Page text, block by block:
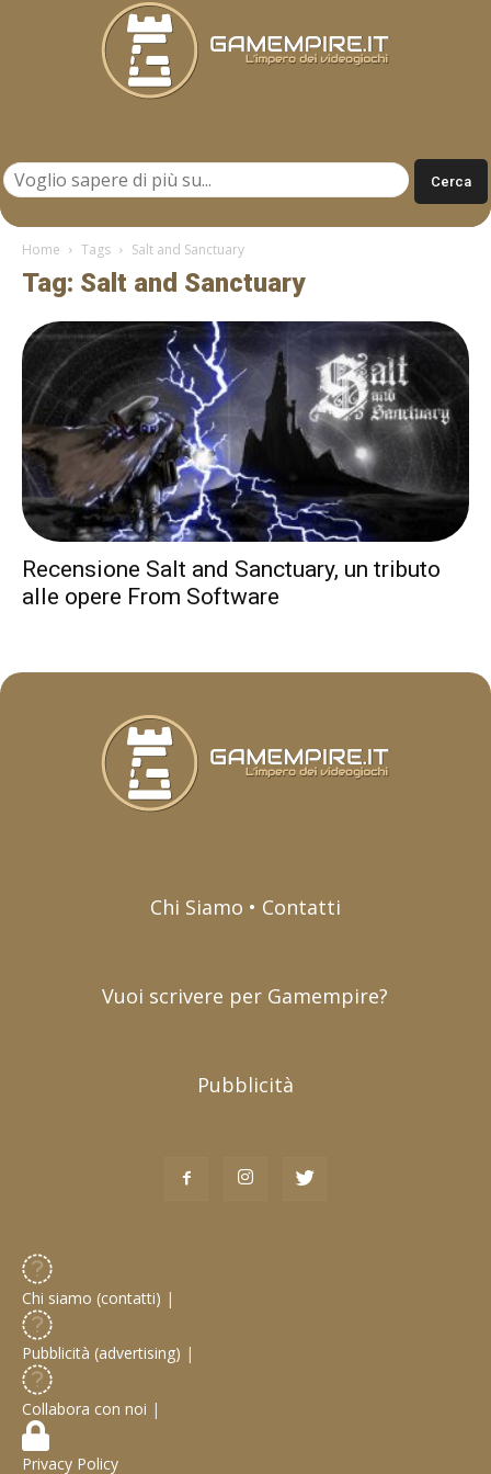
Home Tags Salt and Sanctuary
Tag: Salt and Sanctuary
Recensione Salt and Sanctuary, un tributo
alle opere From Software
Chi Siamo • Contatti
Vuoi scrivere per Gamempire?
Pubblicità
Chi siamo (contatti) |
Pubblicità (advertising) |
Collabora con noi |
Privacy Policy